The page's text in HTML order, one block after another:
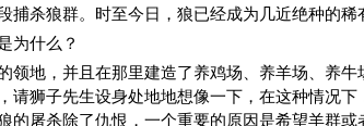
捕杀狼群。时至今日，狼已经成为几近绝种的稀
为什么？
领地，并且在那里建造了养鸡场、养羊场、养
狮子先生设身处地地想像一下，在这种情况下
的屠杀除了仇恨，一个重要的原因是希望羊群